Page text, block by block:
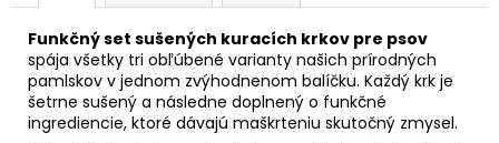
Funkčný set sušených kuracích krkov pre psov
spája všetky tri obľúbené varianty našich prírodných
pamlskov v jednom zvýhodnenom balíčku. Každý krk je
šetrne sušený a následne doplnený o funkčné
ingrediencie, ktoré dávajú maškrteniu skutočný zmysel.